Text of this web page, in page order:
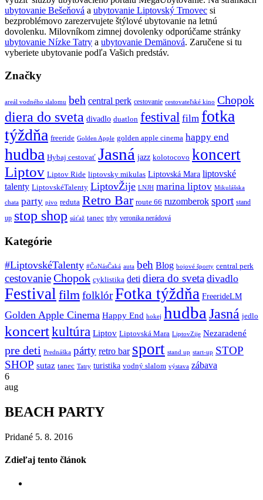
ubytovanie Bešeňová a ubytovanie Liptovský Trnovec si
bezproblémovo zarezervujete štýlové ubytovanie na letnú
dovolenku. Milovníkom zimnej dovolenky odporúčame stránky
ubytovanie Nízke Tatry a ubytovanie Demänová. Zaručene si tu
vyberiete ubytovanie podľa Vašich predstáv.
Značky
areál vodného slalomu beh central perk cestovanie cestovateľské kino Chopok
diera do sveta divadlo duatlon festival film fotka
týždňa freeride Golden Apple golden apple cinema happy end
hudba Hybaj cestovať Jasná jazz kolotocovo koncert
Liptov Liptov Ride liptovsky mikulas Liptovská Mara liptovské
talenty LiptovskéTalenty LiptovŽije LNJH marina liptov Mikulášska
chata party pivo reduta Retro Bar route 66 ruzomberok sport stand
up stop shop súťaž tanec trhy veronika nerádová
Kategórie
#LiptovskéTalenty #ČoNásČaká auta beh Blog bojové športy central perk
cestovanieChopok cyklistika deti diera do sveta divadlo
Festival filmfolklórFotka týždňa FreerideLM
Golden Apple Cinema Happy End hokej hudba Jasná jedlo
koncertkultúra Liptov Liptovská Mara LiptovZije Nezaradené
pre deti Prednáška párty retro bar sport stand up start-up STOP
SHOP sutaz tanec Tatry turistika vodný slalom výstava zábava
6
aug
BEACH PARTY
Pridané 5. 8. 2016
Zdieľaj tento článok